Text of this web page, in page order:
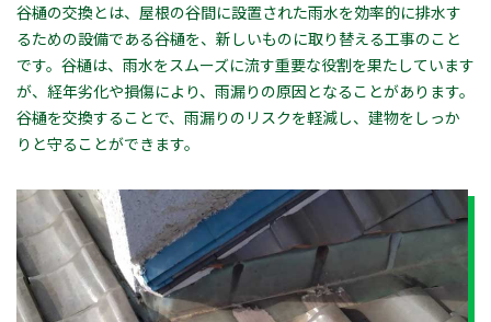
谷樋の交換とは、屋根の谷間に設置された雨水を効率的に排水す
るための設備である谷樋を、新しいものに取り替える工事のこと
です。谷樋は、雨水をスムーズに流す重要な役割を果たしています
が、経年劣化や損傷により、雨漏りの原因となることがあります。
谷樋を交換することで、雨漏りのリスクを軽減し、建物をしっか
りと守ることができます。